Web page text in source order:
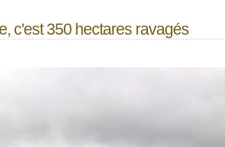
c'est 350 hectares ravagés